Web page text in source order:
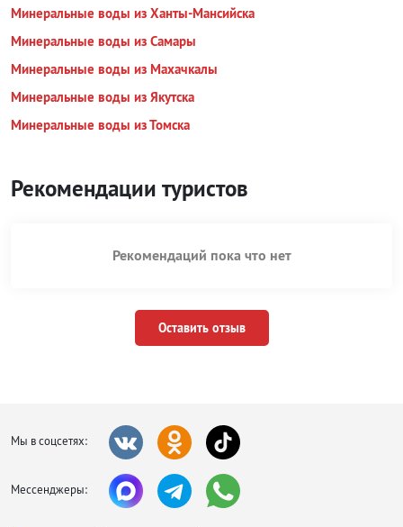
Минеральные воды из Ханты-Мансийска
Минеральные воды из Самары
Минеральные воды из Махачкалы
Минеральные воды из Якутска
Минеральные воды из Томска
Рекомендации туристов
Рекомендаций пока что нет
Оставить отзыв
Мы в соцсетях:
Мессенджеры: